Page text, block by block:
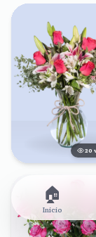
21
🏠
Inicio